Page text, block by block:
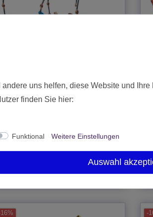
35,00 €
inkl. MwSt.zzgl.Versand *
-
uns helfen, diese Website und Ihre
finden Sie hier:
Funktional Weitere Einstellungen
Auswahl